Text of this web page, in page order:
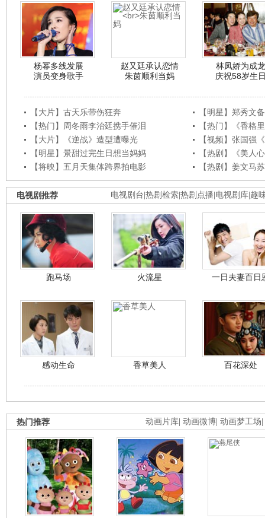
杨幂多线发展
演员变身歌手
赵又廷承认恋情
朱茵顺利当妈
林凤娇为成龙
庆祝58岁生
【大片】古天乐带伤狂奔
【明星】郑秀文
【热门】周冬雨李治廷携手催泪
【热门】《香格
【大片】《逆战》造型遭曝光
【视频】张国强
【明星】景甜过完生日想当妈妈
【热剧】《美人
【将映】五月天集体跨界拍电影
【热剧】姜文马
电视剧台 热剧检索 热剧点播 电视剧库 趣
电视剧推荐
跑马场 火流星 一日夫妻百日
感动生命 香草美人 百花深处
动画片库 动画微博 动画梦工场
热门推荐